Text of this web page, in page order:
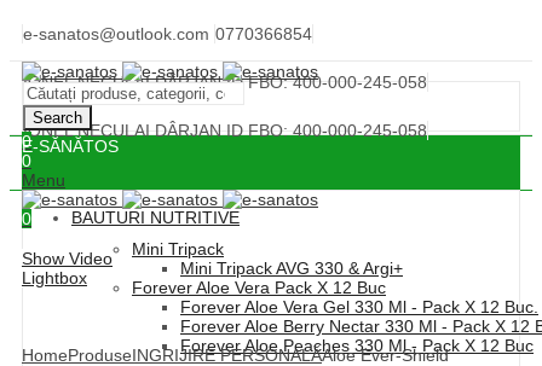
e-sanatos@outlook.com 0770366854
IONEL NECULAI DÂRJAN ID FBO: 400-000-245-058
IONEL NECULAI DÂRJAN ID FBO: 400-000-245-058
Search
0
0
Menu
0
E-SĂNĂTOS
BAUTURI NUTRITIVE
Mini Tripack
Mini Tripack AVG 330 & Argi+
Forever Aloe Vera Pack X 12 Buc
Forever Aloe Vera Gel 330 Ml - Pack X 12 Buc.
Forever Aloe Berry Nectar 330 Ml - Pack X 12
Forever Aloe Peaches 330 Ml - Pack X 12 Buc
Show Video
Lightbox
HomeProduseINGRIJIRE PERSONALĂAloe Ever-Shield